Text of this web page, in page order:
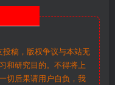
稿，版权争议与本站无
和研究目的。不得将上
切后果请用户自负，我